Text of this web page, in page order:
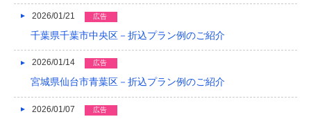
2020/04
2019/09
2026/01/21 広告
千葉県千葉市中央区－折込プラン例のご紹介
2026/01/14 広告
宮城県仙台市青葉区－折込プラン例のご紹介
2026/01/07 広告